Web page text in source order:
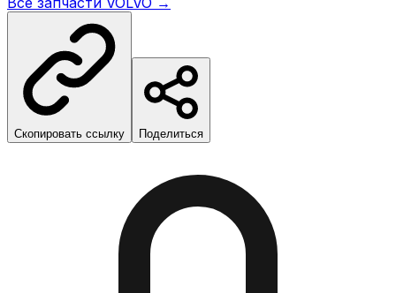
Скопировать ссылку Поделиться